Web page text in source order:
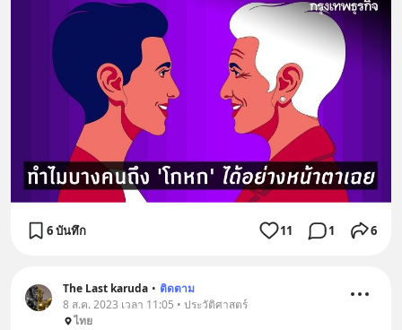
6 บันทึก 11 1 6
The Last karuda • ติดตาม
8 ส.ค. 2023 เวลา 11:05 • ประวัติศาสตร์
ไทย